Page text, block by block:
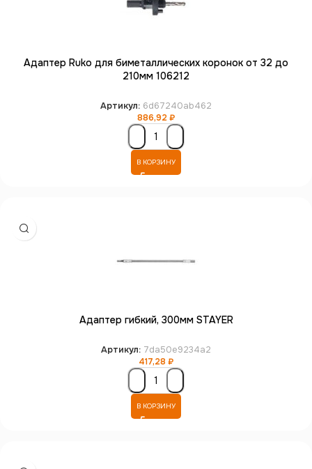
Адаптер Ruko для биметаллических коронок от 32 до
210мм 106212
Артикул: 6d67240ab462
886,92₽
В КОРЗИНУ
Адаптер гибкий, 300мм STAYER
Артикул: 7da50e9234a2
417,28 ₽
В КОРЗИНУ